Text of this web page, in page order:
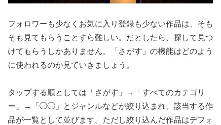
フォロワーも少なくお気に入り登録も少ない作品は、そも
そも見てもらうことすら難しい。だとしたら、探して見つ
けてもらうしかありません。「さがす」の機能はどのよう
に使われるのか見ていきましょう。
タップする順としては「さがす」→「すべてのカテゴリ
ー」→「◯◯」とジャンルなどが絞り込まれ、該当する作
品が一覧として並びます。ただし絞り込んだ作品はデフォ